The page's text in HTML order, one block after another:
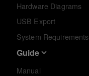
Hardware Diagrams
USB Export
System Requirements
Guide
Manual